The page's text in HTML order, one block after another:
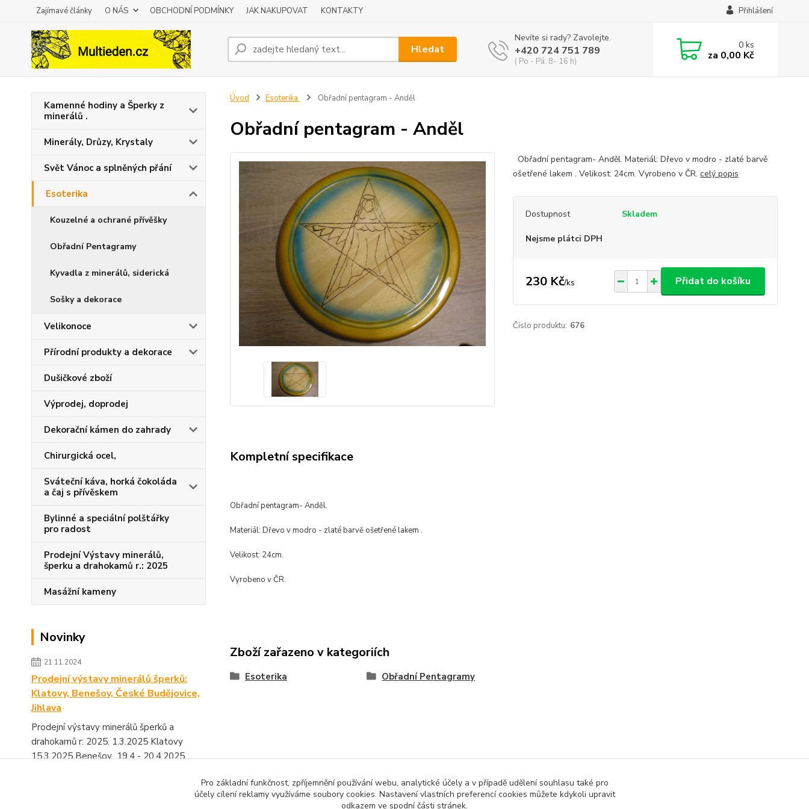
Zajímavé články O NÁS OBCHODNÍ PODMÍNKY JAK NAKUPOVAT KONTAKTY Přihlášení
Hledat
Nevíte si rady? Zavolejte.
+420 724 751 789
( Po - Pá: 8- 16 h)
0ks
za 0,00 Kč
Kamenné hodiny a Šperky z
minerálů .
Minerály, Drůzy, Krystaly
Svět Vánoc a splněných přání
Esoterika
Kouzelné a ochrané přívěšky
Obřadní Pentagramy
Kyvadla z minerálů, siderická
Sošky a dekorace
Velikonoce
Přírodní produkty a dekorace
Dušičkové zboží
Výprodej, doprodej
Dekorační kámen do zahrady
Chirurgická ocel,
Sváteční káva, horká čokoláda
a čaj s přívěskem
Bylinné a speciální polštářky
pro radost
Prodejní Výstavy minerálů,
šperku a drahokamů r.: 2025
Masážní kameny
Novinky
21.11.2024
Prodejní výstavy minerálů šperků:
Klatovy, Benešov, České Budějovice,
Jihlava
Prodejní výstavy minerálů šperků a
drahokamů r: 2025. 1.3.2025 Klatovy
15.3.2025 Benešov 19.4 - 20.4.2025
Úvod Esoterika Obřadní pentagram - Anděl
Obřadní pentagram - Anděl
Obřadní pentagram- Anděl. Materiál: Dřevo v modro - zlaté barvě
ošetřené lakem . Velikost: 24cm. Vyrobeno v ČR. celý popis
Dostupnost Skladem
Nejsme plátci DPH
230 Kč/ks Přidat do košíku
Číslo produktu: 676
Kompletní specifikace
Obřadní pentagram- Anděl.
Materiál: Dřevo v modro - zlaté barvě ošetřené lakem .
Velikost: 24cm.
Vyrobeno v ČR.
Zboží zařazeno v kategoriích
Esoterika Obřadní Pentagramy
Pro základní funkčnost, zpříjemnění používání webu, analytické účely a v případě udělení souhlasu také pro
účely cílení reklamy využíváme soubory cookies. Nastavení vlastních preferencí cookies můžete kdykoli upravit
odkazem ve spodní části stránek.